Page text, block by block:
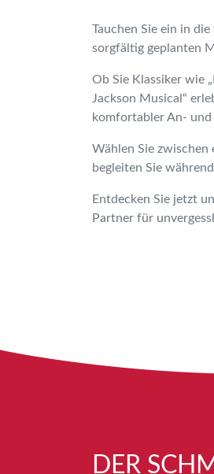
Tauchen Sie ein in
sorgfältig geplanten
Ob Sie Klassiker wie
Jackson Musical“
komfortabler An- und
Wählen Sie zwischen
begleiten Sie
Entdecken Sie jetzt
Partner für
DER